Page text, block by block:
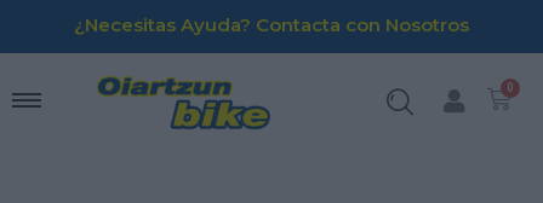
¿Necesitas Ayuda? Contacta con Nosotros